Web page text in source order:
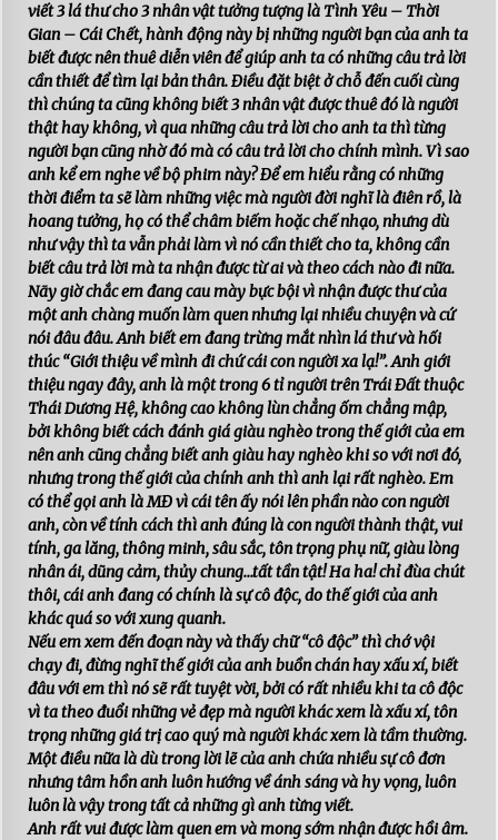
viết 3 lá thư cho 3 nhân vật tưởng tượng là Tình Yêu – Thời
Gian – Cái Chết, hành động này bị những người bạn của anh ta
biết được nên thuê diễn viên để giúp anh ta có những câu trả lời
cần thiết để tìm lại bản thân. Điều đặt biệt ở chỗ đến cuối cùng
thì chúng ta cũng không biết 3 nhân vật được thuê đó là người
thật hay không, vì qua những câu trả lời cho anh ta thì từng
người bạn cũng nhờ đó mà có câu trả lời cho chính mình. Vì sao
anh kể em nghe về bộ phim này? Để em hiểu rằng có những
thời điểm ta sẽ làm những việc mà người đời nghĩ là điên rồ, là
hoang tưởng, họ có thể châm biếm hoặc chế nhạo, nhưng dù
như vậy thì ta vẫn phải làm vì nó cần thiết cho ta, không cần
biết câu trả lời mà ta nhận được từ ai và theo cách nào đi nữa.
Nãy giờ chắc em đang cau mày bực bội vì nhận được thư của
một anh chàng muốn làm quen nhưng lại nhiều chuyện và cứ
nói đâu đâu. Anh biết em đang trừng mắt nhìn lá thư và hối
thúc “Giới thiệu về mình đi chứ cái con người xa lạ!”. Anh giới
thiệu ngay đây, anh là một trong 6 tỉ người trên Trái Đất thuộc
Thái Dương Hệ, không cao không lùn chẳng ốm chẳng mập,
bởi không biết cách đánh giá giàu nghèo trong thế giới của em
nên anh cũng chẳng biết anh giàu hay nghèo khi so với nơi đó,
nhưng trong thế giới của chính anh thì anh lại rất nghèo. Em
có thể gọi anh là MĐ vì cái tên ấy nói lên phần nào con người
anh, còn về tính cách thì anh đúng là con người thành thật, vui
tính, ga lăng, thông minh, sâu sắc, tôn trọng phụ nữ, giàu lòng
nhân ái, dũng cảm, thủy chung…tất tần tật! Ha ha! chỉ đùa chút
thôi, cái anh đang có chính là sự cô độc, do thế giới của anh
khác quá so với xung quanh.
Nếu em xem đến đoạn này và thấy chữ “cô độc” thì chớ vội
chạy đi, đừng nghĩ thế giới của anh buồn chán hay xấu xí, biết
đâu với em thì nó sẽ rất tuyệt vời, bởi có rất nhiều khi ta cô độc
vì ta theo đuổi những vẻ đẹp mà người khác xem là xấu xí, tôn
trọng những giá trị cao quý mà người khác xem là tầm thường.
Một điều nữa là dù trong lời lẽ của anh chứa nhiều sự cô đơn
nhưng tâm hồn anh luôn hướng về ánh sáng và hy vọng, luôn
luôn là vậy trong tất cả những gì anh từng viết.
Anh rất vui được làm quen em và mong sớm nhận được hồi âm.